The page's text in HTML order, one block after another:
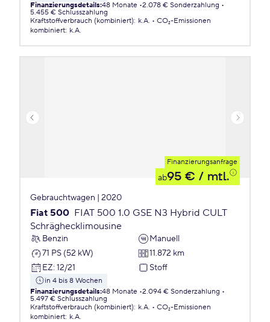
Finanzierungsdetails:48 Monate 2.078 € Sonderzahlung
5.455 € Schlusszahlung
Kraftstoffverbrauch (kombiniert): k.A.
CO₂-Emissionen
kombiniert: k.A.
Finanzierungsanfrage
ab95 € / mtl.
Gebrauchtwagen | 2020
Fiat 500 FIAT 500 1.0 GSE N3 Hybrid CULT
Schräghecklimousine
Benzin
Manuell
71 PS (52 kW)
11.872 km
EZ: 12/21 Stoff
in 4 bis 8 Wochen
Finanzierungsdetails:48 Monate 2.094 € Sonderzahlung
5.497 € Schlusszahlung
Kraftstoffverbrauch (kombiniert): k.A.
CO₂-Emissionen
kombiniert: k.A.